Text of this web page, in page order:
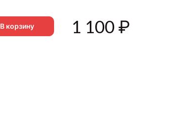
В корзину 1 100₽